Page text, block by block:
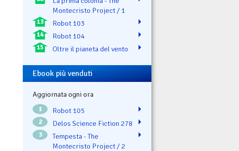
Montecristo Project / 1
13 Robot 103
14 Robot 104
15 Oltre il pianeta del vento
Ebook più venduti
Aggiornata ogni ora
1 Robot 105
2 Delos Science Fiction 278
3
Tempesta - The
Montecristo Project / 2